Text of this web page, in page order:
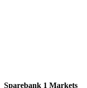
Sparebank 1 Markets